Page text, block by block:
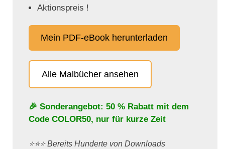
Aktionspreis !
Mein PDF-eBook herunterladen
Alle Malbücher ansehen
🎉 Sonderangebot: 50 % Rabatt mit dem
Code COLOR50, nur für kurze Zeit
⭐️⭐️⭐️ Bereits Hunderte von Downloads